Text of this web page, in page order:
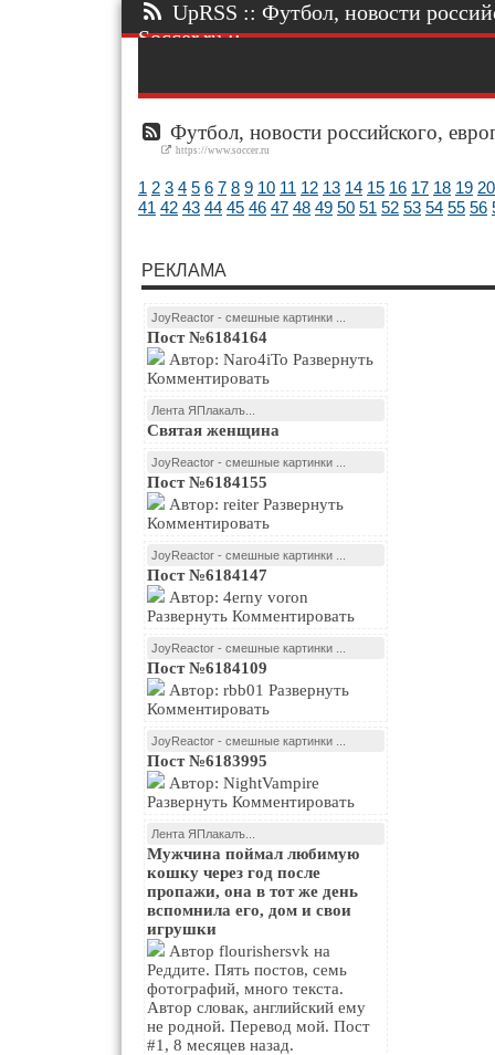
UpRSS :: Футбол, новости
Soccer.ru ::.
Футбол, новости российского,
https://www.soccer.ru
1 2 3 4 5 6 7 8 9 10 11 12 13 14 15 16 17 18 19 20
41 42 43 44 45 46 47 48 49 50 51 52 53 54 55 56
РЕКЛАМА
JoyReactor - смешные картинки ...
Пост №6184164
Комментировать
Лента ЯПлакалъ...
Святая женщина
JoyReactor - смешные картинки ...
Пост №6184155
Комментировать
JoyReactor - смешные картинки ...
Пост №6184147
Развернуть Комментировать
JoyReactor - смешные картинки ...
Пост №6184109
Комментировать
JoyReactor - смешные картинки ...
Пост №6183995
Развернуть Комментировать
Лента ЯПлакалъ...
Мужчина поймал любимую
кошку через год после
пропажи, она в тот же день
вспомнила его, дом и свои
игрушки
Реддите. Пять постов, семь
фотографий, много текста.
Автор словак, английский ему
не родной. Перевод мой. Пост
#1, 8 месяцев назад.